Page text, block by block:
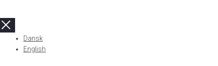
Dansk
English